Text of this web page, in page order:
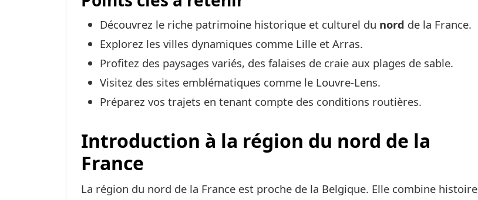
Découvrez le riche patrimoine historique et culturel du nord de la France.
Explorez les villes dynamiques comme Lille et Arras.
Profitez des paysages variés, des falaises de craie aux plages de sable.
Visitez des sites emblématiques comme le Louvre-Lens.
Préparez vos trajets en tenant compte des conditions routières.
Introduction à la région du nord de la
France
La région du nord de la France est proche de la Belgique. Elle combine histoire